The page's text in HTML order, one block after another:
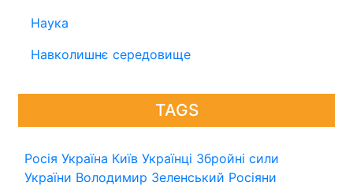
Наука
Навколишнє середовище
TAGS
Росія Україна Київ Українці Збройні сили
України Володимир Зеленський Росіяни